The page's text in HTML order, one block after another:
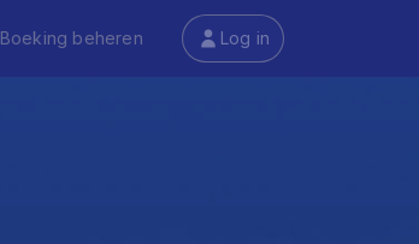
Boeking beheren Log in